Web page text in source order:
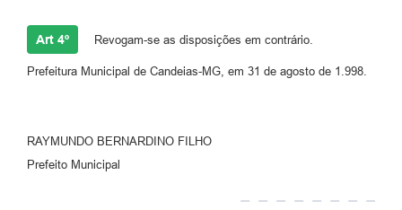
Art 4º Revogam-se as disposições em contrário.
Prefeitura Municipal de Candeias-MG, em 31 de agosto de 1.998.
RAYMUNDO BERNARDINO FILHO
Prefeito Municipal